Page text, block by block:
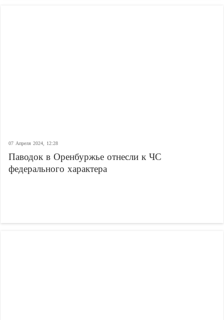
07 Апреля 2024, 12:28
Паводок в Оренбуржье отнесли к ЧС
федерального характера